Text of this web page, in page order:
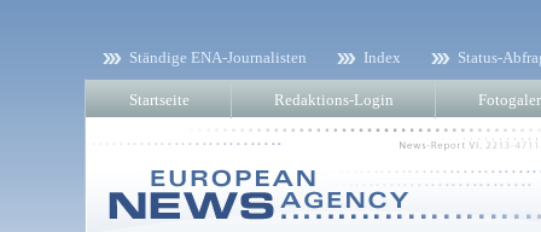
Ständige ENA-Journalisten Index Status-
Startseite Redaktions-Login